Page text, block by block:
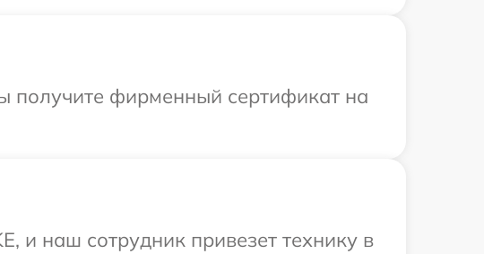
получите фирменный сертификат на
и наш сотрудник привезет технику в